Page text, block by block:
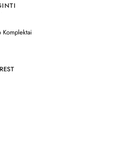
Komplektai